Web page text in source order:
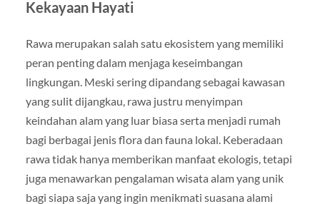
Kekayaan Hayati
Rawa merupakan salah satu ekosistem yang memiliki
peran penting dalam menjaga keseimbangan
lingkungan. Meski sering dipandang sebagai kawasan
yang sulit dijangkau, rawa justru menyimpan
keindahan alam yang luar biasa serta menjadi rumah
bagi berbagai jenis flora dan fauna lokal. Keberadaan
rawa tidak hanya memberikan manfaat ekologis, tetapi
juga menawarkan pengalaman wisata alam yang unik
bagi siapa saja yang ingin menikmati suasana alami